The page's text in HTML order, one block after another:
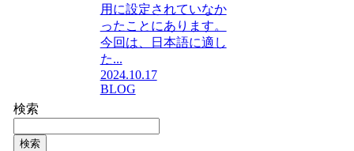
用に設定されていなか
ったことにあります。
今回は、日本語に適し
た...
2024.10.17
BLOG
検索
検索